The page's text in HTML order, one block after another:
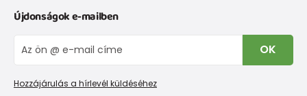
Cipőmérettáblázat
IVisszaküldések és reklamációk
Panaszkezelési eljárás
Rólunk
Blog
Nagykereskedelem PiDiLiDi
Áruk begyűjtése
Újdonságok e-mailben
OK
Hozzájárulás a hírlevél küldéséhez